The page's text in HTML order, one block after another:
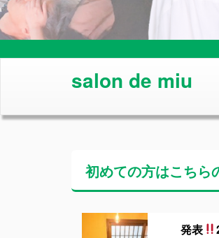
salon de miu
初めての方はこちら
発表